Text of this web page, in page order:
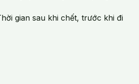
gian sau khi chết, trước khi đi